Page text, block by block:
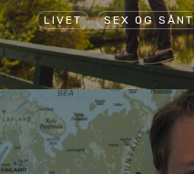
LIVET SEX OG SÅNT